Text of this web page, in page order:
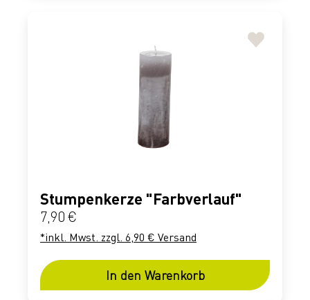
Stumpenkerze "Farbverlauf"
Regulärer Preis:
7,90 €
*inkl. Mwst. zzgl. 6,90 € Versand
In den Warenkorb